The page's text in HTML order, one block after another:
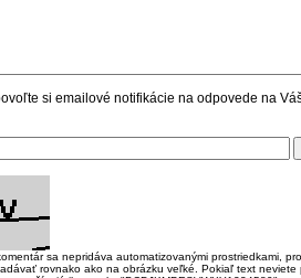
si emailové notifikácie na odpovede na
sa nepridáva automatizovanými prostriedkami,
rovnako ako na obrázku veľké. Pokiaľ text